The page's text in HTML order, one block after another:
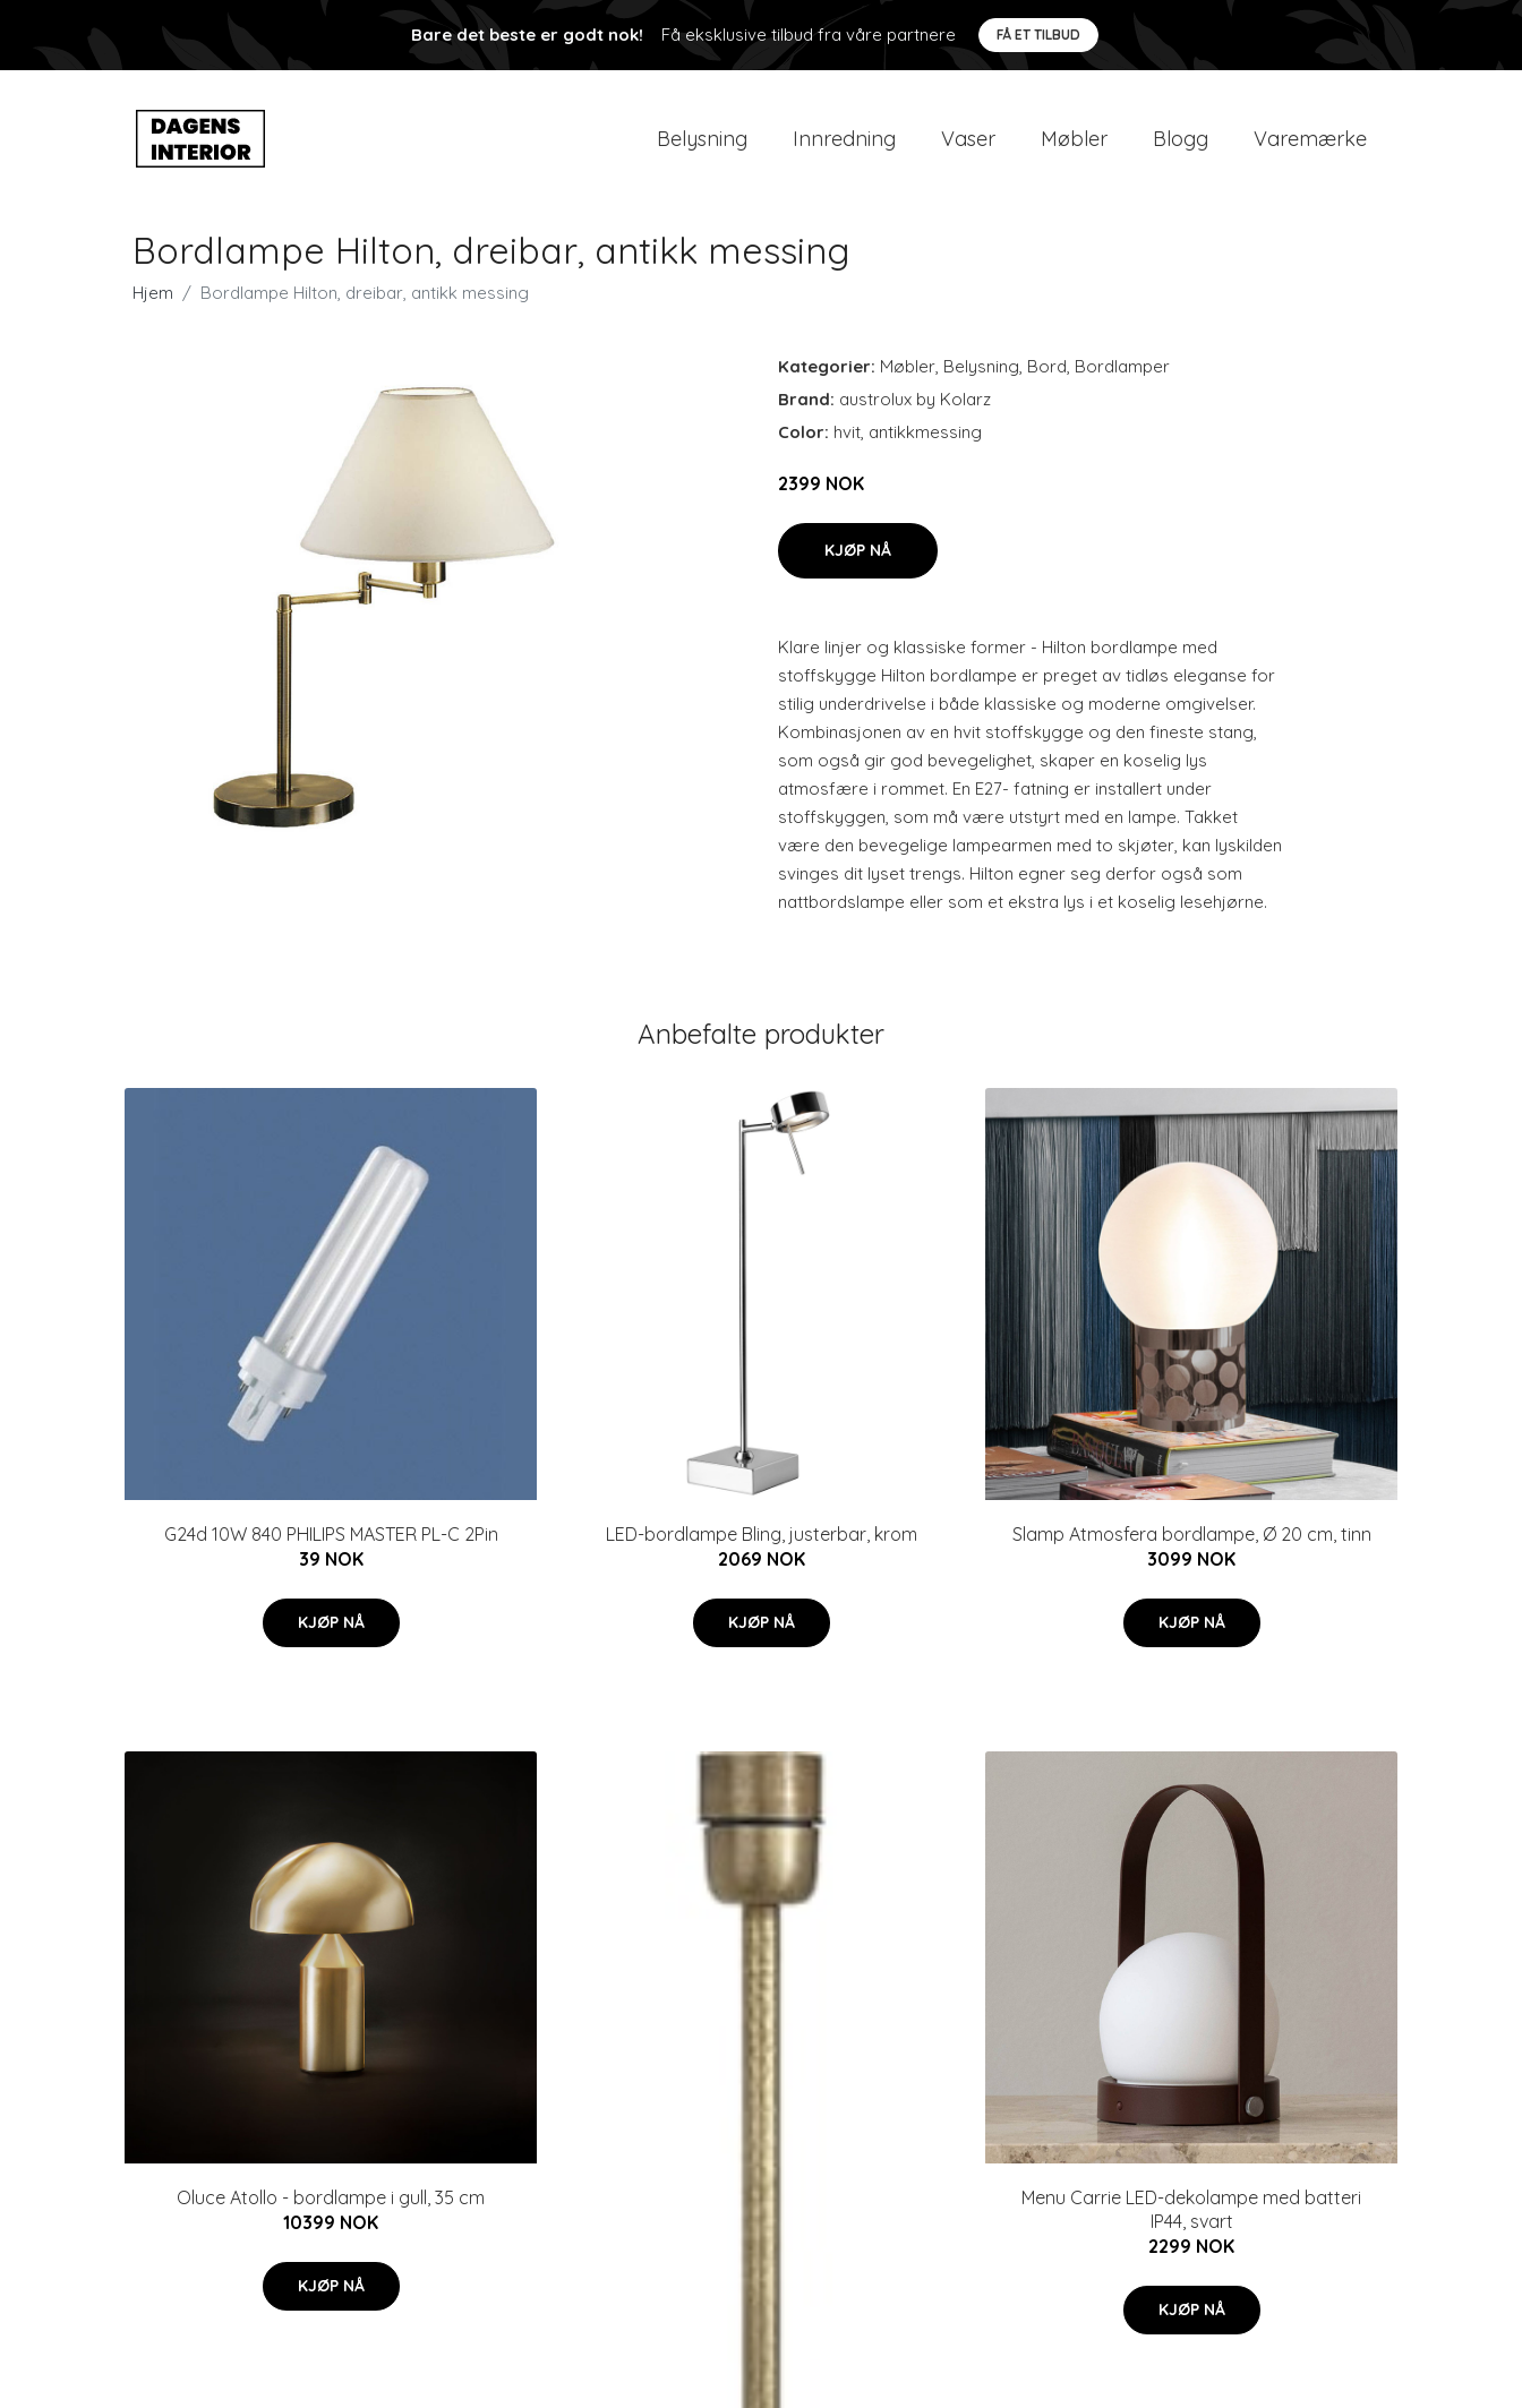
Bare det beste er godt nok! Få eksklusive tilbud fra våre partnere FÅ ET TILBUD
Belysning Innredning Vaser Møbler Blogg Varemærke
Bordlampe Hilton, dreibar, antikk messing
Hjem Bordlampe Hilton, dreibar, antikk messing
Kategorier: Møbler, Belysning, Bord, Bordlamper
Brand: austrolux by Kolarz
Color: hvit, antikkmessing
2399 NOK
KJØP NÅ
Klare linjer og klassiske former - Hilton bordlampe med
stoffskygge Hilton bordlampe er preget av tidløs eleganse for
stilig underdrivelse i både klassiske og moderne omgivelser.
Kombinasjonen av en hvit stoffskygge og den fineste stang,
som også gir god bevegelighet, skaper en koselig lys
atmosfære i rommet. En E27- fatning er installert under
stoffskyggen, som må være utstyrt med en lampe. Takket
være den bevegelige lampearmen med to skjøter, kan lyskilden
svinges dit lyset trengs. Hilton egner seg derfor også som
nattbordslampe eller som et ekstra lys i et koselig lesehjørne.
Anbefalte produkter
G24d 10W 840 PHILIPS MASTER PL-C 2Pin
39 NOK
KJØP NÅ
LED-bordlampe Bling, justerbar, krom
2069 NOK
KJØP NÅ
Slamp Atmosfera bordlampe, Ø 20 cm, tinn
3099 NOK
KJØP NÅ
Oluce Atollo - bordlampe i gull, 35 cm
10399 NOK
KJØP NÅ
Menu Carrie LED-dekolampe med batteri
IP44, svart
2299 NOK
KJØP NÅ